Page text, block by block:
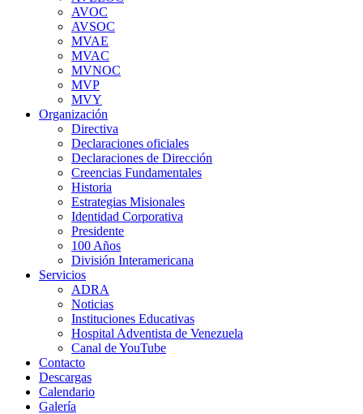
AVOC
AVSOC
MVAE
MVAC
MVNOC
MVP
MVY
Organización
Directiva
Declaraciones oficiales
Declaraciones de Dirección
Creencias Fundamentales
Historia
Estrategias Misionales
Identidad Corporativa
Presidente
100 Años
División Interamericana
Servicios
ADRA
Noticias
Instituciones Educativas
Hospital Adventista de Venezuela
Canal de YouTube
Contacto
Descargas
Calendario
Galería